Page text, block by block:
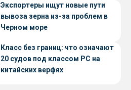
Экспортеры ищут новые пути
вывоза зерна из-за проблем в
Черном море
Класс без границ: что означают
20 судов под классом РС на
китайских верфях